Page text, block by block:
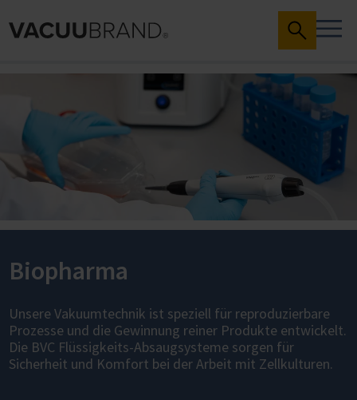
Biopharma
Unsere Vakuumtechnik ist speziell für reproduzierbare
Prozesse und die Gewinnung reiner Produkte entwickelt.
Die BVC Flüssigkeits-Absaugsysteme sorgen für
Sicherheit und Komfort bei der Arbeit mit Zellkulturen.